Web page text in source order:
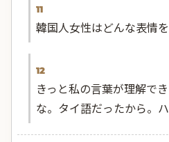
11
韓国人女性はどんな表情
12
きっと私の言葉が理解で
な。タイ語だったから。ハ